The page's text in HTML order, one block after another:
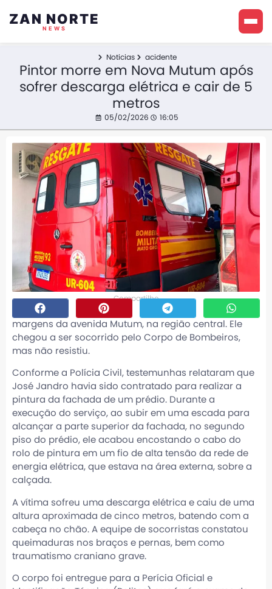
ZAN NORTE
NEWS
Noticias acidente
Pintor morre em Nova Mutum após
sofrer descarga elétrica e cair de 5
metros
05/02/2026 16:05
Compartilhe
margens da avenida Mutum, na região central. Ele
chegou a ser socorrido pelo Corpo de Bombeiros,
mas não resistiu.
Conforme a Polícia Civil, testemunhas relataram que
José Jandro havia sido contratado para realizar a
pintura da fachada de um prédio. Durante a
execução do serviço, ao subir em uma escada para
alcançar a parte superior da fachada, no segundo
piso do prédio, ele acabou encostando o cabo do
rolo de pintura em um fio de alta tensão da rede de
energia elétrica, que estava na área externa, sobre a
calçada.
A vítima sofreu uma descarga elétrica e caiu de uma
altura aproximada de cinco metros, batendo com a
cabeça no chão. A equipe de socorristas constatou
queimaduras nos braços e pernas, bem como
traumatismo craniano grave.
O corpo foi entregue para a Perícia Oficial e